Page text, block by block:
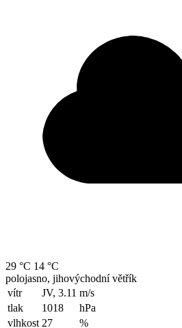
29 °C 14 °C
polojasno, jihovýchodní větřík
vítr
JV, 3.11 m/s
tlak
1018
hPa
vlhkost 27 %